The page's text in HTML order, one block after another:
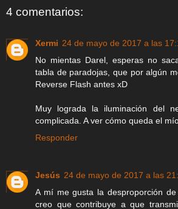
4 comentarios:
Xermi 24 de mayo de 2017 a las
No mientas Darel, esperas no
tabla de paradojas, que por algún
Reverse Flash antes xD
Muy lograda la iluminación del
complicada. A ver cómo queda el
Responder
Jesús 24 de mayo de 2017 a las
A mí me gusta la desproporción
creo que contribuye a que